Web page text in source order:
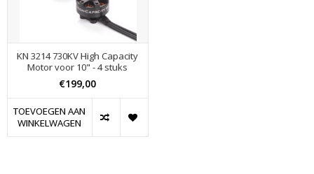
KN 3214 730KV High Capacity
Motor voor 10" - 4 stuks
€199,00
TOEVOEGEN AAN
WINKELWAGEN